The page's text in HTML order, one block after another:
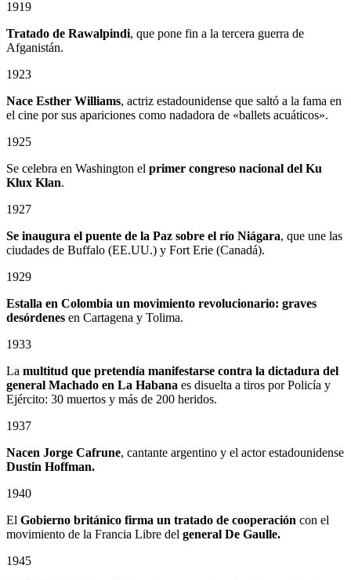
1919
Tratado de Rawalpindi, que pone fin a la tercera guerra de
Afganistán.
1923
Nace Esther Williams, actriz estadounidense que saltó a la fama en
el cine por sus apariciones como nadadora de «ballets acuáticos».
1925
Se celebra en Washington el primer congreso nacional del Ku
Klux Klan.
1927
Se inaugura el puente de la Paz sobre el río Niágara, que une las
ciudades de Buffalo (EE.UU.) y Fort Erie (Canadá).
1929
Estalla en Colombia un movimiento revolucionario: graves
desórdenes en Cartagena y Tolima.
1933
La multitud que pretendía manifestarse contra la dictadura del
general Machado en La Habana es disuelta a tiros por Policía y
Ejército: 30 muertos y más de 200 heridos.
1937
Nacen Jorge Cafrune, cantante argentino y el actor estadounidense
Dustin Hoffman.
1940
El Gobierno británico firma un tratado de cooperación con el
movimiento de la Francia Libre del general De Gaulle.
1945